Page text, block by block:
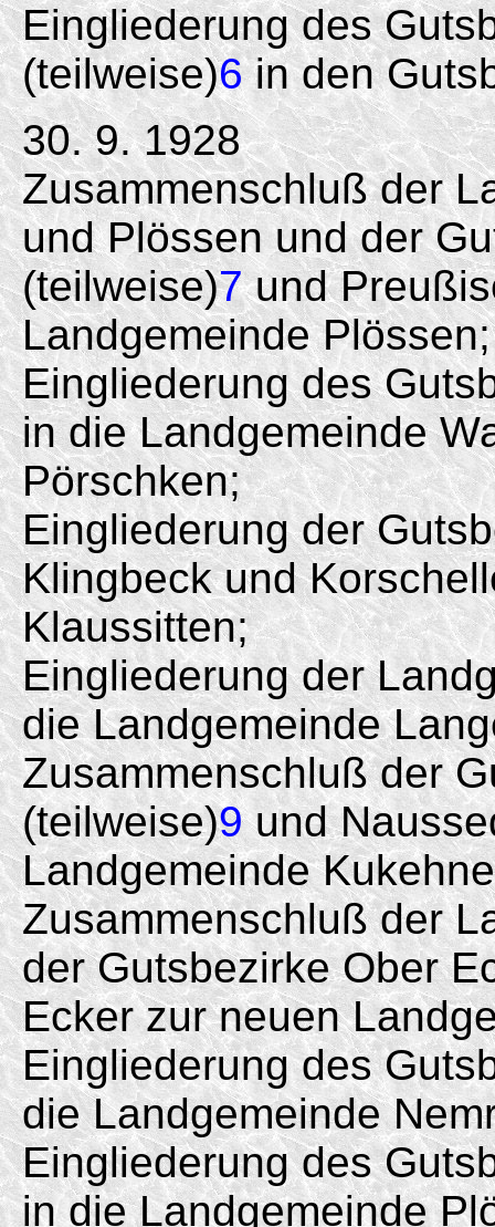
Eingliederung des
(teilweise)6in den
30. 9. 1928
Zusammenschluß der
und Plössen und der
(teilweise)7und
Landgemeinde Plössen;
Eingliederung des
in die Landgemeinde
Pörschken;
Eingliederung der
Klingbeck und
Klaussitten;
Eingliederung der
die Landgemeinde
Zusammenschluß der
(teilweise)9und
Landgemeinde
Zusammenschluß der
der Gutsbezirke Ober
Ecker zur neuen
Eingliederung des
die Landgemeinde
Eingliederung des
in die Landgemeinde